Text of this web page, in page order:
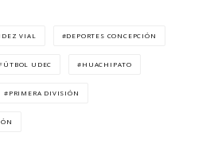
VIAL DEPORTES CONCEPCIÓN
FÚTBOL UDEC HUACHIPATO
PRIMERA DIVISIÓN